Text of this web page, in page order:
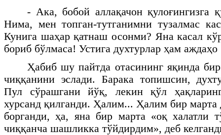
- Ака, бобой аллақачон қулоғингизга
Нима, мен топган-тутганимни тузалмас
Кунига шаҳар қатнаш осонми? Яна касал
бориб бўлмаса! Устига духтурлар ҳам
Ҳабиб шу пайтда отасининг яқинда
чиққанини эслади. Барака топишсин,
Пул сўрашгани йўқ, лекин қўл
хурсанд қилганди. Ҳалим... Ҳалим бир марта
борганди, ҳа, яна бир марта «оқ халатли
чиққанча шашликка тўйдирдим», деб